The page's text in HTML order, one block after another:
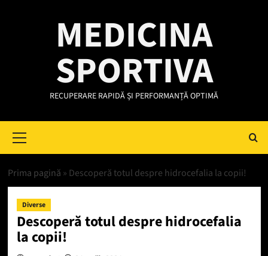
MEDICINA
SPORTIVA
RECUPERARE RAPIDĂ ȘI PERFORMANȚĂ OPTIMĂ
Menu
Prima pagină » Descoperă totul despre hidrocefalia la copii!
Diverse
Descoperă totul despre hidrocefalia
la copii!